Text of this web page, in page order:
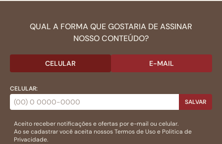
QUAL A FORMA QUE GOSTARIA DE ASSINAR
NOSSO CONTEÚDO?
CELULAR E-MAIL
CELULAR:
SALVAR
Aceito receber notificações e ofertas por e-mail ou celular.
Ao se cadastrar você aceita nossosTermos de Usoe Politica de
Privacidade.